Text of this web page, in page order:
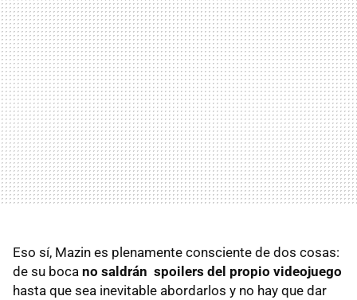
Eso sí, Mazin es plenamente consciente de dos cosas:
de su boca no saldrán spoilers del propio videojuego
hasta que sea inevitable abordarlos y no hay que dar